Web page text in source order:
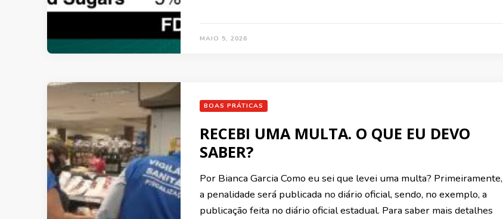
MAIO 5, 2026
BOAS PRÁTICAS
RECEBI UMA MULTA. O QUE EU DEVO
SABER?
Por Bianca Garcia Como eu sei que levei uma multa? Primeiramente,
a penalidade será publicada no diário oficial, sendo, no exemplo, a
publicação feita no diário oficial estadual. Para saber mais detalhes